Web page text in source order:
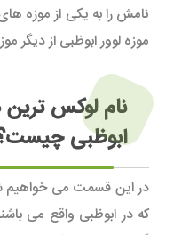
نامش را به یکی از موزه
موزه لوور ابوظبی از دیگر
نام لوکس
ابوظبی
در این قسمت می خواهیم
که در ابوظبی واقع می